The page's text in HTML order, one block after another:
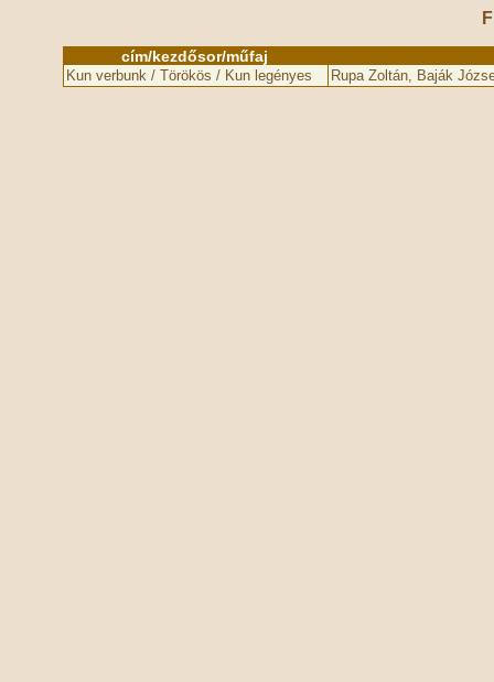
cím/kezdősor/műfaj
Kun verbunk / Törökös / Kun legényes Rupa Zoltán, Baják